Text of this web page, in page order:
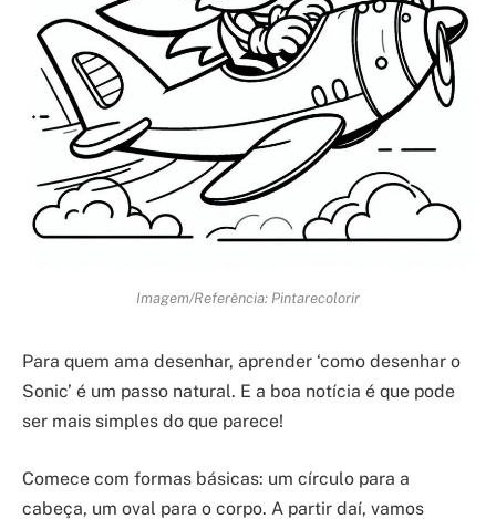
Imagem/Referência: Pintarecolorir
Para quem ama desenhar, aprender ‘como desenhar o
Sonic’ é um passo natural. E a boa notícia é que pode
ser mais simples do que parece!
Comece com formas básicas: um círculo para a
cabeça, um oval para o corpo. A partir daí, vamos